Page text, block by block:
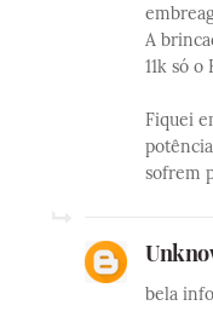
A
11k só o
Fiquei
sofrem
bela